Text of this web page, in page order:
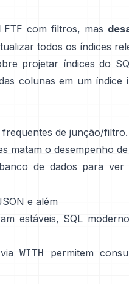
com filtros, mas
todos os índices
projetar índices do
colunas em um índice
de junção/filtro.
matam o desempenho
de dados para ver
e além
estáveis, SQL
viaWITH permitem